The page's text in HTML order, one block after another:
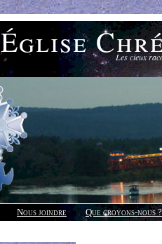
Église Les cieux
Nous joindre Que croyons-nous ?